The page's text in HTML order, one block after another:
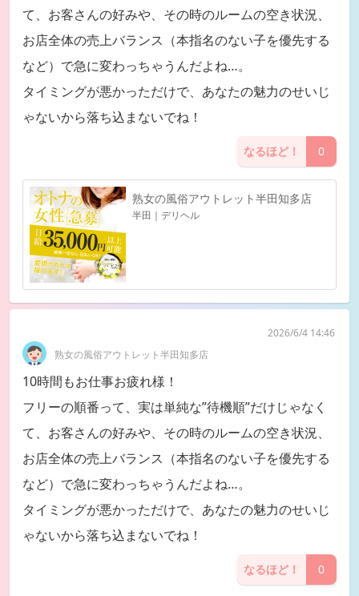
て、お客さんの好みや、その時のルームの空き状況、
お店全体の売上バランス（本指名のない子を優先する
など）で急に変わっちゃうんだよね…。
タイミングが悪かっただけで、あなたの魅力のせいじ
ゃないから落ち込まないでね！
なるほど！ 0
熟女の風俗アウトレット半田知多店
半田｜デリヘル
熟女の風俗アウトレット半田知多店
2026/6/4 14:46
10時間もお仕事お疲れ様！
フリーの順番って、実は単純な”待機順”だけじゃなく
て、お客さんの好みや、その時のルームの空き状況、
お店全体の売上バランス（本指名のない子を優先する
など）で急に変わっちゃうんだよね…。
タイミングが悪かっただけで、あなたの魅力のせいじ
ゃないから落ち込まないでね！
なるほど！ 0